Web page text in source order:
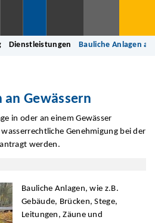
Dienstleistungen Bauliche Anlagen
an Gewässern
in oder an einem Gewässer
Genehmigung bei der
werden.
Bauliche Anlagen, wie z.B.
Gebäude, Brücken, Stege,
Leitungen, Zäune und